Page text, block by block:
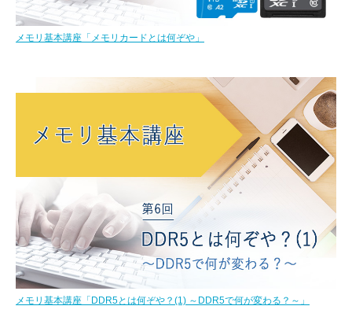
メモリ基本講座「メモリカードとは何ぞや」
メモリ基本講座「DDR5とは何ぞや？(1) ～DDR5で何が変わる？～」